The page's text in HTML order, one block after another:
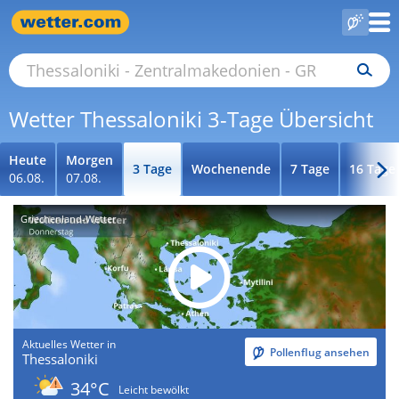
Wetter Thessaloniki 3-Tage Übersicht
Heute
06.08.
Morgen
07.08.
3 Tage Wochenende 7 Tage 16 Tage
Griechenland-Wetter
Aktuelles Wetter in
Thessaloniki Pollenflug ansehen
34°C
Leicht bewölkt